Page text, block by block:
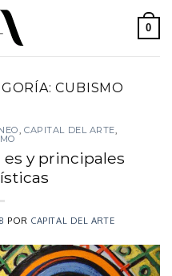
0
CUBISMO
,CAPITAL DEL ARTE,
y principales
POR CAPITAL DEL ARTE